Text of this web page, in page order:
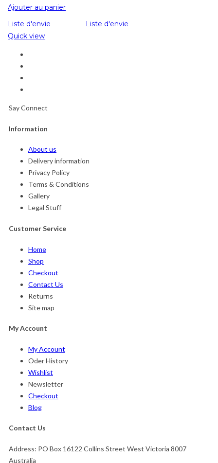
Ajouter au panier
Liste d'envie
Liste d'envie
Quick view
Say Connect
Information
About us
Delivery information
Privacy Policy
Terms & Conditions
Gallery
Legal Stuff
Customer Service
Home
Shop
Checkout
Contact Us
Returns
Site map
My Account
My Account
Oder History
Wishlist
Newsletter
Checkout
Blog
Contact Us
Address: PO Box 16122 Collins Street West Victoria 8007
Australia